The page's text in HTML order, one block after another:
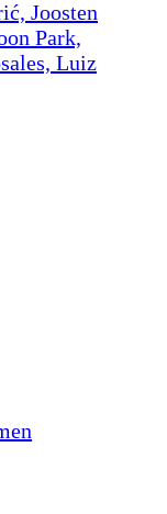
Joosten
Park,
Luiz